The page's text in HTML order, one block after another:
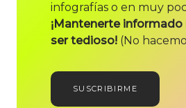
infografías o en muy
¡Mantenerte informado
ser tedioso!(No
SUSCRIBIRME